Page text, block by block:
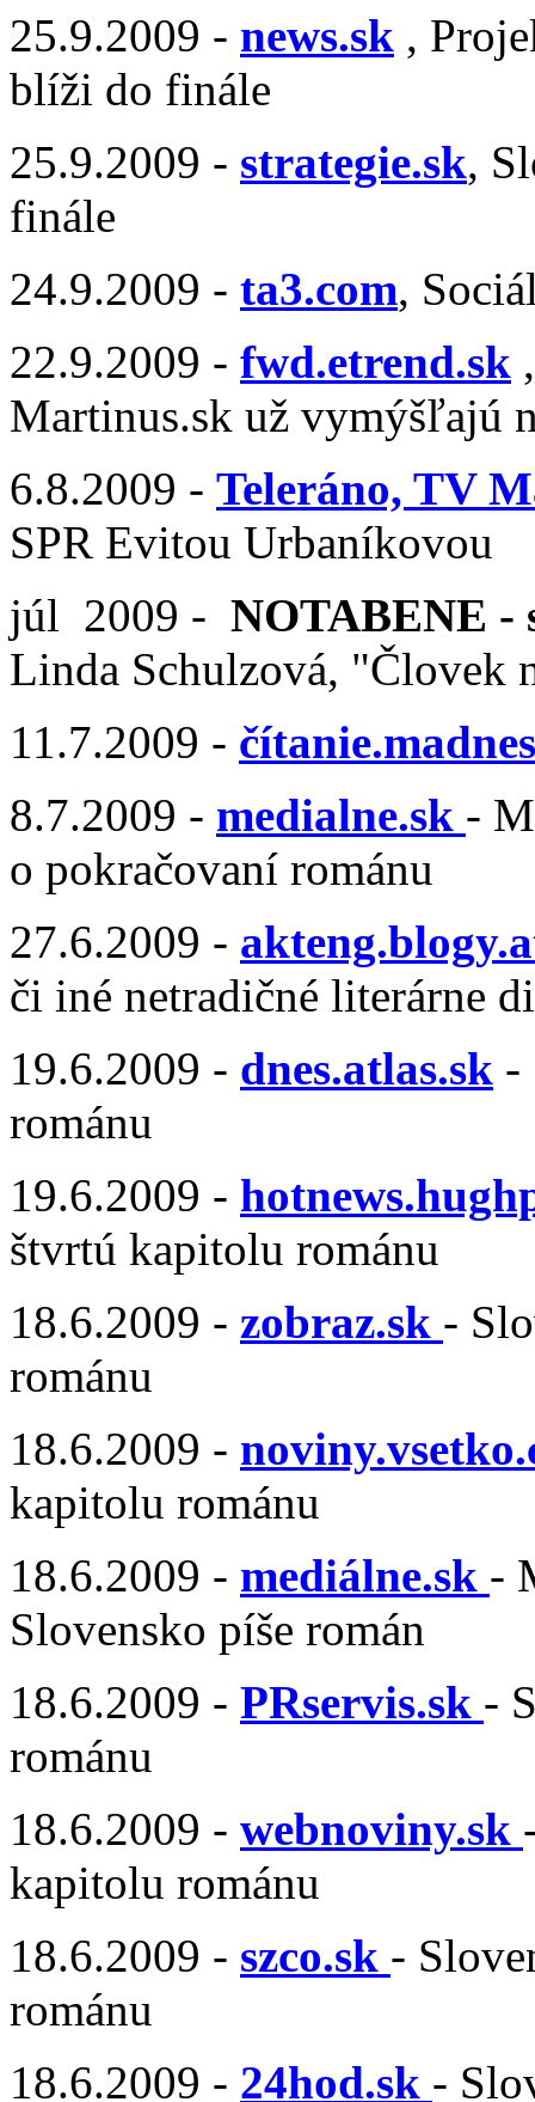
25.9.2009 - news.sk ,
blíži do finále
25.9.2009 - strategie.sk,
finále
24.9.2009 - ta3.com,
22.9.2009 - fwd.etrend.sk
Martinus.sk už vymýšľajú
6.8.2009 - Teleráno, TV
SPR Evitou Urbaníkovou
júl 2009 - NOTABENE -
Linda Schulzová, "Človek
11.7.2009 -
8.7.2009 - medialne.sk -
o pokračovaní románu
27.6.2009 -
či iné netradičné literárne
19.6.2009 - dnes.atlas.sk -
románu
19.6.2009 -
štvrtú kapitolu románu
18.6.2009 - zobraz.sk -
románu
18.6.2009 -
kapitolu románu
18.6.2009 - mediálne.sk -
Slovensko píše román
18.6.2009 - PRservis.sk -
románu
18.6.2009 - webnoviny.sk
kapitolu románu
18.6.2009 - szco.sk -
románu
18.6.2009 - 24hod.sk -